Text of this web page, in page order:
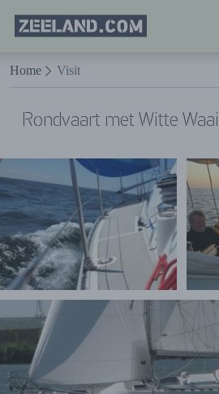
Naar hoofdinhoud
Homepage
Zeeland.com
Home Visit
Rondvaart met Witte